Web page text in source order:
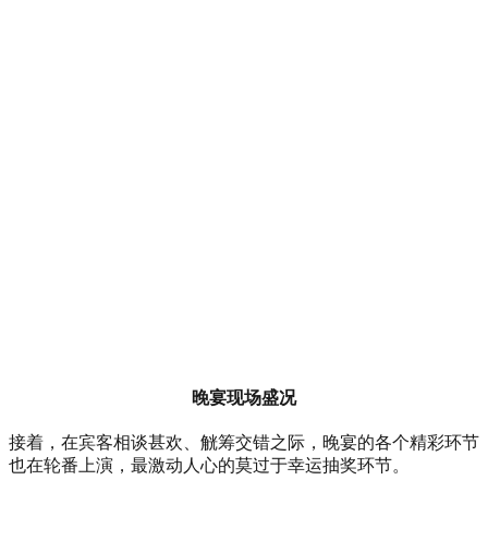
晚宴现场盛况
接着，在宾客相谈甚欢、觥筹交错之际，晚宴的各个精彩环节
也在轮番上演，最激动人心的莫过于幸运抽奖环节。